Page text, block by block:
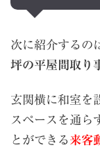
次に紹介するの
坪の平屋間取り
玄関横に和室を
スペースを通ら
とができる 来客